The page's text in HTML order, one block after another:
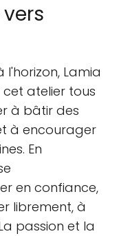
Lamia
cet atelier tous
à bâtir des
à encourager
En
en confiance,
librement, à
passion et la